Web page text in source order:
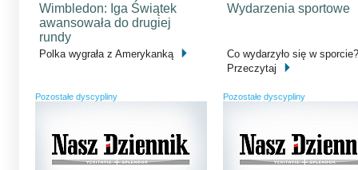
Wimbledon: Iga Świątek
awansowała do drugiej
rundy
Polka wygrała z Amerykanką
Wydarzenia sportowe
Co wydarzyło się w sporcie?
Przeczytaj
Pozostałe dyscypliny Pozostałe dyscypliny